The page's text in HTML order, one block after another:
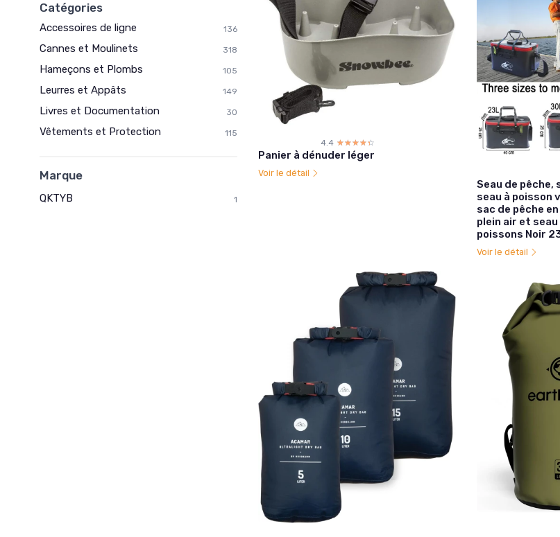
Catégories
Accessoires de ligne 136
Cannes et Moulinets 318
Hameçons et Plombs 105
Leurres et Appâts 149
Livres et Documentation 30
Vêtements et Protection 115
Marque
QKTYB 1
4.4 ☆☆☆☆☆
★★★★★
Panier à dénuder léger
Voir le détail
Seau de pêche,
seau à
sac de pêche
plein air et
poissons Noir
Voir le détail